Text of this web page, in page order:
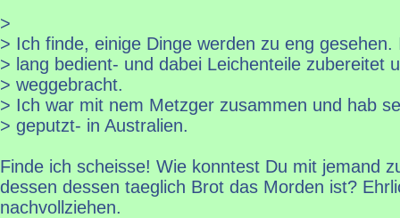
>
> Ich finde, einige Dinge werden zu eng gesehen.
> lang bedient- und dabei Leichenteile zubereitet
> weggebracht.
> Ich war mit nem Metzger zusammen und hab
> geputzt- in Australien.
Finde ich scheisse! Wie konntest Du mit jemand
dessen dessen taeglich Brot das Morden ist?
nachvollziehen.